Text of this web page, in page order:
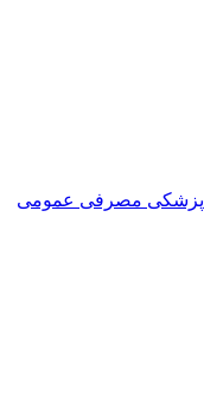
پزشکی مصرفی عمومی